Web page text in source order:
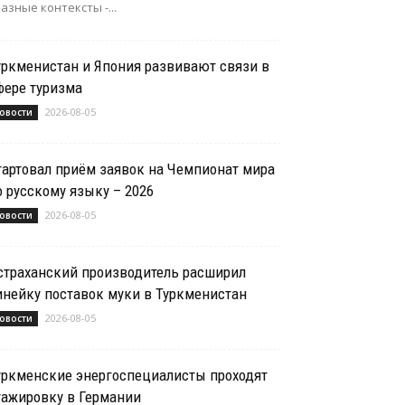
контексты -...
и Япония развивают связи в
туризма
2026-08-05
приём заявок на Чемпионат мира
русскому языку – 2026
2026-08-05
производитель расширил
поставок муки в Туркменистан
2026-08-05
энергоспециалисты проходят
в Германии